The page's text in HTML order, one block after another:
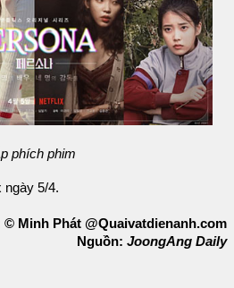
phích phim
ngày 5/4.
© Minh Phát @Quaivatdienanh.com
Nguồn: JoongAng Daily